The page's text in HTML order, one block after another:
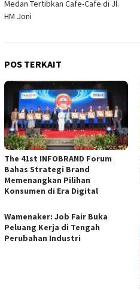
Medan Tertibkan Cafe-Cafe di Jl.
HM Joni
POS TERKAIT
The 41st INFOBRAND Forum
Bahas Strategi Brand
Memenangkan Pilihan
Konsumen di Era Digital
Wamenaker: Job Fair Buka
Peluang Kerja di Tengah
Perubahan Industri